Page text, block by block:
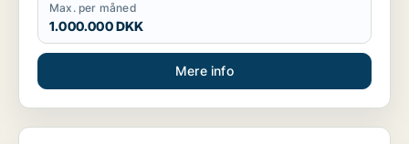
Max. per måned
1.000.000 DKK
Mere info